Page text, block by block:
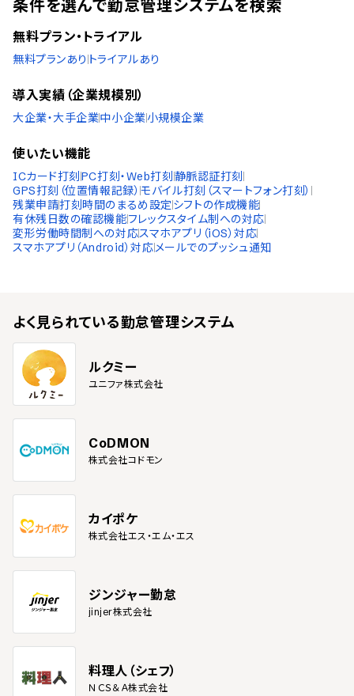
様式8の書類出力機能
アラート機能
36協定対応のアラート機能
打刻漏れアラート設定
チャットツール連携でのプッシュ通知
勤怠データの分析機能
日報管理機能
日報管理機能
条件を選んで勤怠管理システムを検索
無料プラン・トライアル
無料プランあり トライアルあり
導入実績（企業規模別）
大企業・大手企業中小企業小規模企業
使いたい機能
ICカード打刻 PC打刻・Web打刻 静脈認証打刻
GPS打刻（位置情報記録）モバイル打刻（スマートフォン打刻）
残業申請打刻時間のまるめ設定シフトの作成機能
有休残日数の確認機能フレックスタイム制への対応
変形労働時間制への対応スマホアプリ（iOS）対応
スマホアプリ（Android）対応メールでのプッシュ通知
よく見られている勤怠管理システム
ルクミー
ユニファ株式会社
CoDMON
株式会社コドモン
カイポケ
株式会社エス・エム・エス
ジンジャー勤怠
jinjer株式会社
料理人（シェフ）
ＮＣＳ＆Ａ株式会社